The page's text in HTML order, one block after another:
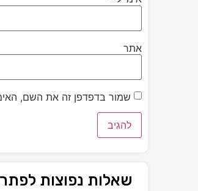
אתר
שמור בדפדפן זה את השם,
שאלות נפוצות